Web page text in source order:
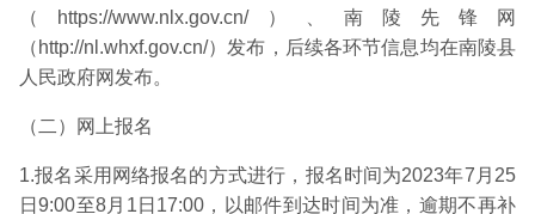
（https://www.nlx.gov.cn/）、南陵先锋网
（http://nl.whxf.gov.cn/）发布，后续各环节信息均在南陵县
人民政府网发布。
（二）网上报名
1.报名采用网络报名的方式进行，报名时间为2023年7月25
日9:00至8月1日17:00，以邮件到达时间为准，逾期不再补